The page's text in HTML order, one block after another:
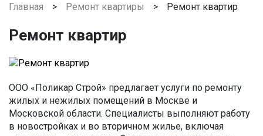
Главная > Ремонт квартиры > Ремонт квартир
Ремонт квартир
ООО «Поликар Строй» предлагает услуги по ремонту
жилых и нежилых помещений в Москве и
Московской области. Специалисты выполняют работу
в новостройках и во вторичном жилье, включая